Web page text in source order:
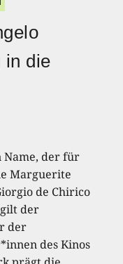
in die
Name, der für
Marguerite
de Chirico
der
der
des Kinos